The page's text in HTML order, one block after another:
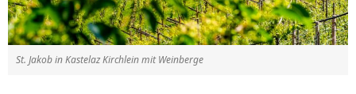
St. Jakob in Kastelaz Kirchlein mit Weinberge